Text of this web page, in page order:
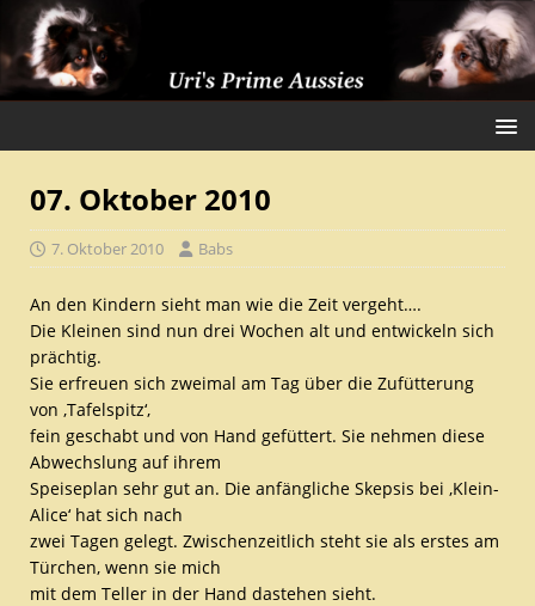
07. Oktober 2010
7. Oktober 2010 Babs
An den Kindern sieht man wie die Zeit vergeht….
Die Kleinen sind nun drei Wochen alt und entwickeln sich
prächtig.
Sie erfreuen sich zweimal am Tag über die Zufütterung
von ‚Tafelspitz‘,
fein geschabt und von Hand gefüttert. Sie nehmen diese
Abwechslung auf ihrem
Speiseplan sehr gut an. Die anfängliche Skepsis bei ‚Klein-
Alice‘ hat sich nach
zwei Tagen gelegt. Zwischenzeitlich steht sie als erstes am
Türchen, wenn sie mich
mit dem Teller in der Hand dastehen sieht.